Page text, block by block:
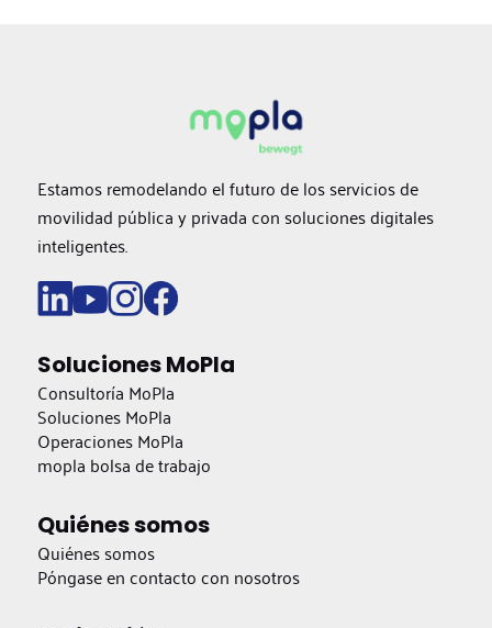
Estamos remodelando el futuro de los servicios de
movilidad pública y privada con soluciones digitales
inteligentes.
Soluciones MoPla
Consultoría MoPla
Soluciones MoPla
Operaciones MoPla
mopla bolsa de trabajo
Quiénes somos
Quiénes somos
Póngase en contacto con nosotros